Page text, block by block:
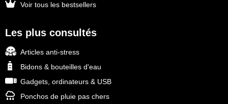
Voir tous les bestsellers
Les plus consultés
Articles anti-stress
Bidons & bouteilles d'eau
Gadgets, ordinateurs & USB
Ponchos de pluie pas chers